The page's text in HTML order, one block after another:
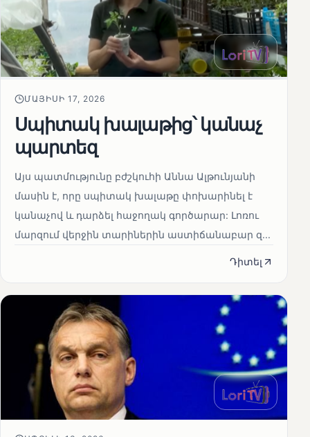
ՄԱՅԻՍԻ 17, 2026
Սպիտակ խալաթից՝ կանաչ
պարտեզ
Այս պատմությունը բժշկուհի Աննա Ալթունյանի
մասին է, որը սպիտակ խալաթը փոխարինել է
կանաչով և դարձել հաջողակ գործարար: Լոռու
մարզում վերջին տարիներին աստիճանաբար զ...
Դիտել